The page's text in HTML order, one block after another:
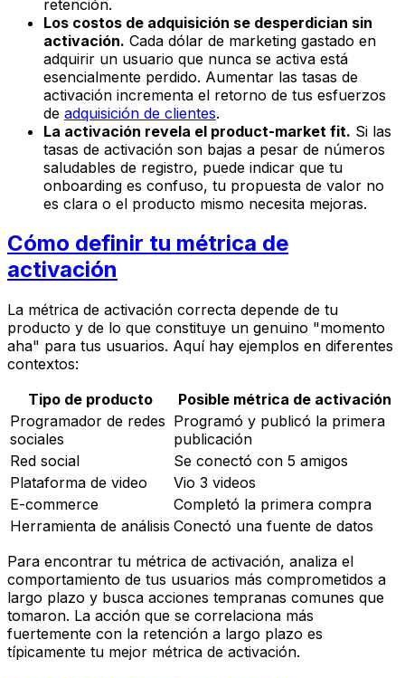
retención.
Los costos de adquisición se desperdician sin
activación. Cada dólar de marketing gastado en
adquirir un usuario que nunca se activa está
esencialmente perdido. Aumentar las tasas de
activación incrementa el retorno de tus esfuerzos
de adquisición de clientes.
La activación revela el product-market fit. Si las
tasas de activación son bajas a pesar de números
saludables de registro, puede indicar que tu
onboarding es confuso, tu propuesta de valor no
es clara o el producto mismo necesita mejoras.
Cómo definir tu métrica de
activación
La métrica de activación correcta depende de tu
producto y de lo que constituye un genuino "momento
aha" para tus usuarios. Aquí hay ejemplos en diferentes
contextos:
Tipo de producto
Posible métrica de activación
Programador de redes
sociales
Programó y publicó la primera
publicación
Red social
Se conectó con 5 amigos
Plataforma de video
Vio 3 videos
E-commerce
Completó la primera compra
Herramienta de análisis Conectó una fuente de datos
Para encontrar tu métrica de activación, analiza el
comportamiento de tus usuarios más comprometidos a
largo plazo y busca acciones tempranas comunes que
tomaron. La acción que se correlaciona más
fuertemente con la retención a largo plazo es
típicamente tu mejor métrica de activación.